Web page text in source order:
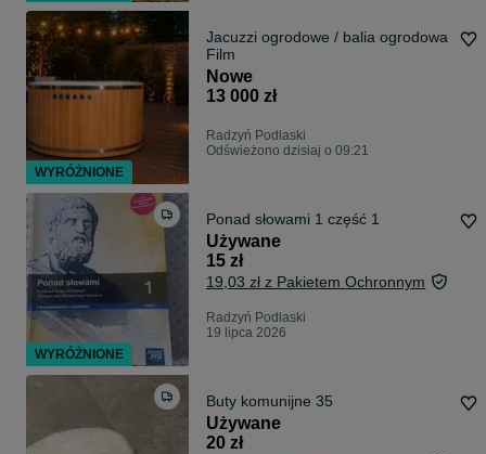
Jacuzzi ogrodowe / balia ogrodowa
Film
Nowe
13 000 zł
Radzyń Podlaski
Odświeżono dzisiaj o 09:21
Ponad słowami 1 część 1
Używane
15 zł
19,03 zł z Pakietem Ochronnym
Radzyń Podlaski
19 lipca 2026
Buty komunijne 35
Używane
20 zł
WYRÓŻNIONE
WYRÓŻNIONE